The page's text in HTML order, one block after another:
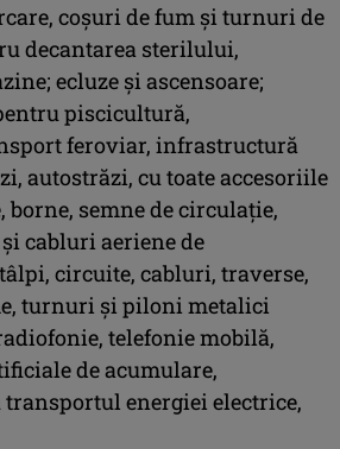
coşuri de fum şi turnuri de
decantarea sterilului,
ecluze şi ascensoare;
piscicultură,
feroviar, infrastructură
autostrăzi, cu toate accesoriile
borne, semne de circulaţie,
cabluri aeriene de
circuite, cabluri, traverse,
turnuri şi piloni metalici
telefonie mobilă,
de acumulare,
energiei electrice,